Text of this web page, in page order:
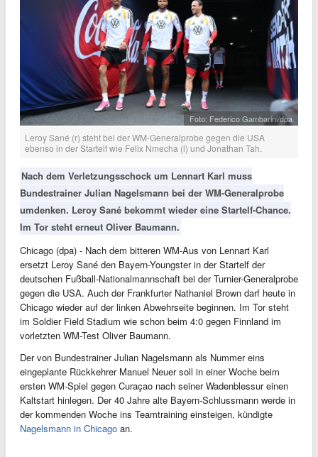
Foto: Federico Gambarini/dpa
Leroy Sané (r) steht bei der WM-Generalprobe gegen die USA
ebenso in der Startelf wie Felix Nmecha (l) und Jonathan Tah.
Nach dem Verletzungsschock um Lennart Karl muss
Bundestrainer Julian Nagelsmann bei der WM-Generalprobe
umdenken. Leroy Sané bekommt wieder eine Startelf-Chance.
Im Tor steht erneut Oliver Baumann.
Chicago (dpa) - Nach dem bitteren WM-Aus von Lennart Karl
ersetzt Leroy Sané den Bayern-Youngster in der Startelf der
deutschen Fußball-Nationalmannschaft bei der Turnier-Generalprobe
gegen die USA. Auch der Frankfurter Nathaniel Brown darf heute in
Chicago wieder auf der linken Abwehrseite beginnen. Im Tor steht
im Soldier Field Stadium wie schon beim 4:0 gegen Finnland im
vorletzten WM-Test Oliver Baumann.
Der von Bundestrainer Julian Nagelsmann als Nummer eins
eingeplante Rückkehrer Manuel Neuer soll in einer Woche beim
ersten WM-Spiel gegen Curaçao nach seiner Wadenblessur einen
Kaltstart hinlegen. Der 40 Jahre alte Bayern-Schlussmann werde in
der kommenden Woche ins Teamtraining einsteigen, kündigte
Nagelsmann in Chicago an.